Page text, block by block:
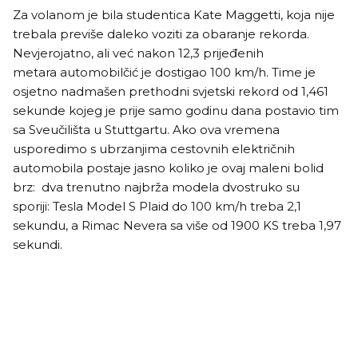
Za volanom je bila studentica Kate Maggetti, koja nije
trebala previše daleko voziti za obaranje rekorda.
Nevjerojatno, ali već nakon 12,3 prijeđenih
metara automobilčić je dostigao 100 km/h. Time je
osjetno nadmašen prethodni svjetski rekord od 1,461
sekunde kojeg je prije samo godinu dana postavio tim
sa Sveučilišta u Stuttgartu. Ako ova vremena
usporedimo s ubrzanjima cestovnih električnih
automobila postaje jasno koliko je ovaj maleni bolid
brz: dva trenutno najbrža modela dvostruko su
sporiji: Tesla Model S Plaid do 100 km/h treba 2,1
sekundu, a Rimac Nevera sa više od 1900 KS treba 1,97
sekundi.